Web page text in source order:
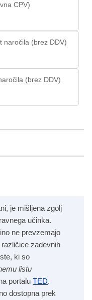
CPV)
naročila (brez DDV)
(brez DDV)
je mišljena zgolj
učinka.
ne prevzemajo
zadevnih
ki so
listu
portalu TED.
dostopna prek